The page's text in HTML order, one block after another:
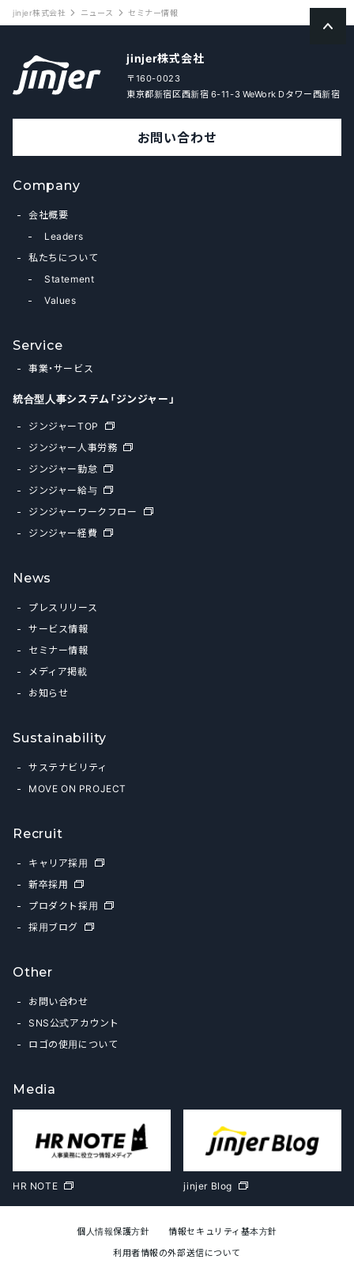
jinjer株式会社 ニュース セミナー情報
jinjer株式会社
〒160-0023
東京都新宿区西新宿 6-11-3 WeWork Dタワー西新宿
お問い合わせ
Company
会社概要
Leaders
私たちについて
Statement
Values
Service
事業・サービス
統合型人事システム「ジンジャー」
ジンジャーTOP
ジンジャー人事労務
ジンジャー勤怠
ジンジャー給与
ジンジャーワークフロー
ジンジャー経費
News
プレスリリース
サービス情報
セミナー情報
メディア掲載
お知らせ
Sustainability
サステナビリティ
MOVE ON PROJECT
Recruit
キャリア採用
新卒採用
プロダクト採用
採用ブログ
Other
お問い合わせ
SNS公式アカウント
ロゴの使用について
Media
HR NOTE jinjer Blog
個人情報保護方針
情報セキュリティ基本方針
利用者情報の外部送信について